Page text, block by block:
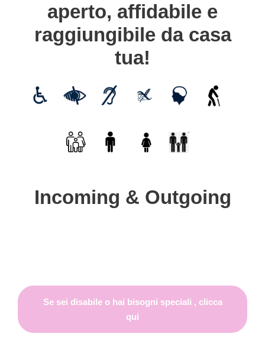
aperto, affidabile e
raggiungibile da casa
tua!
Incoming & Outgoing
Se sei disabile o hai bisogni speciali , clicca
qui